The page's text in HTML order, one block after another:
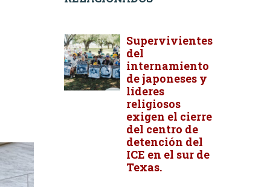
Supervivientes
del
internamiento
de japoneses y
líderes
religiosos
exigen el cierre
del centro de
detención del
ICE en el sur de
Texas.